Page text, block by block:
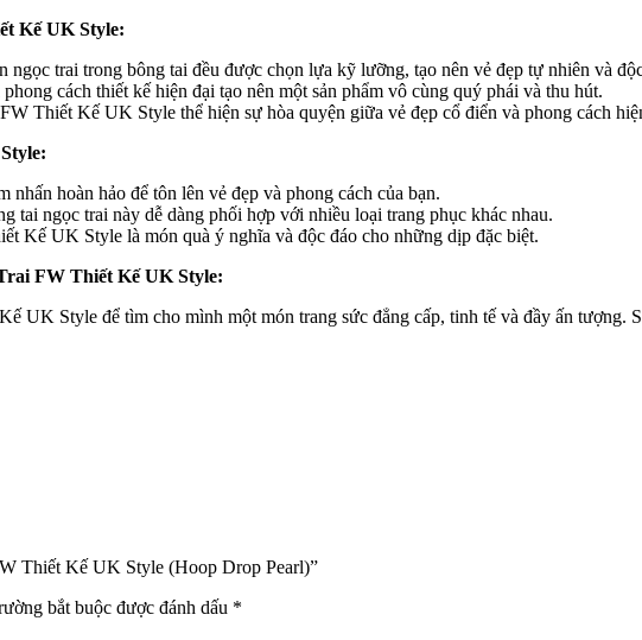
Kế UK Style:
trai trong bông tai đều được chọn lựa kỹ lưỡng, tạo nên vẻ đẹp tự nhiên và
cách thiết kế hiện đại tạo nên một sản phẩm vô cùng quý phái và thu hút.
Thiết Kế UK Style thể hiện sự hòa quyện giữa vẻ đẹp cổ điển và phong cách
hoàn hảo để tôn lên vẻ đẹp và phong cách của bạn.
tai ngọc trai này dễ dàng phối hợp với nhiều loại trang phục khác nhau.
Kế UK Style là món quà ý nghĩa và độc đáo cho những dịp đặc biệt.
FW Thiết Kế UK Style:
UK Style để tìm cho mình một món trang sức đẳng cấp, tinh tế và đầy ấn tượng.
Thiết Kế UK Style (Hoop Drop Pearl)”
bắt buộc được đánh dấu *